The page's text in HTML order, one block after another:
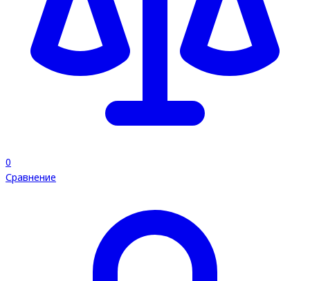
0
Сравнение